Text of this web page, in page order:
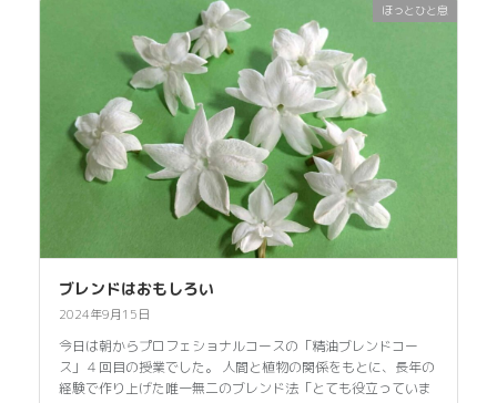
ほっとひと息
ブレンドはおもしろい
2024年9月15日
今日は朝からプロフェショナルコースの「精油ブレンドコー
ス」４回目の授業でした。 人間と植物の関係をもとに、長年の
経験で作り上げた唯一無二のブレンド法「とても役立っていま